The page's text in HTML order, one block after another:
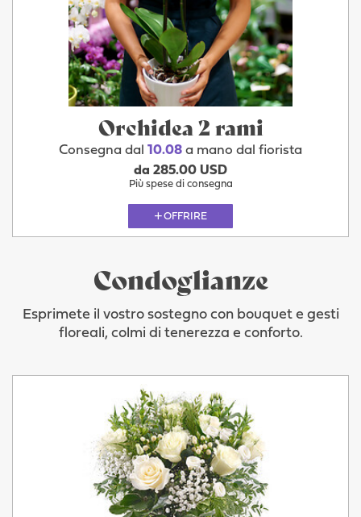
Orchidea 2 rami
Consegna dal 10.08 a mano dal fiorista
da 285.00 USD
Più spese di consegna
OFFRIRE
Condoglianze
Esprimete il vostro sostegno con bouquet e gesti
floreali, colmi di tenerezza e conforto.